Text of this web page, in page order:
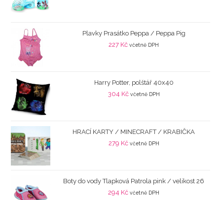
Plavky Prasátko Peppa / Peppa Pig
227 Kč včetně DPH
Harry Potter, polštář 40x40
304 Kč včetně DPH
HRACÍ KARTY / MINECRAFT / KRABIČKA
279 Kč včetně DPH
Boty do vody Tlapková Patrola pink / velikost 26
294 Kč včetně DPH